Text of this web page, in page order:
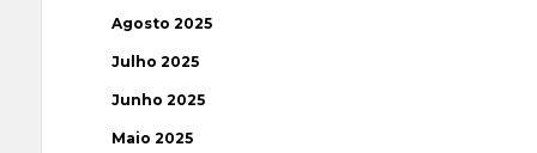
Agosto 2025
Julho 2025
Junho 2025
Maio 2025